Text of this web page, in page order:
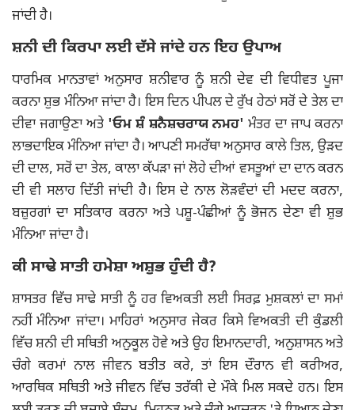
ਜਾਂਦੀ ਹੈ।
ਸ਼ਨੀ ਦੀ ਕਿਰਪਾ ਲਈ ਦੱਸੇ ਜਾਂਦੇ ਹਨ ਇਹ ਉਪਾਅ
ਧਾਰਮਿਕ ਮਾਨਤਾਵਾਂ ਅਨੁਸਾਰ ਸ਼ਨੀਵਾਰ ਨੂੰ ਸ਼ਨੀ ਦੇਵ ਦੀ ਵਿਧੀਵਤ ਪੂਜਾ
ਕਰਨਾ ਸ਼ੁਭ ਮੰਨਿਆ ਜਾਂਦਾ ਹੈ। ਇਸ ਦਿਨ ਪੀਪਲ ਦੇ ਰੁੱਖ ਹੇਠਾਂ ਸਰੋਂ ਦੇ ਤੇਲ ਦਾ
ਦੀਵਾ ਜਗਾਉਣਾ ਅਤੇ 'ਓਮ ਸ਼ੰ ਸ਼ਨੈਸ਼ਚਰਾਯ ਨਮਹ' ਮੰਤਰ ਦਾ ਜਾਪ ਕਰਨਾ
ਲਾਭਦਾਇਕ ਮੰਨਿਆ ਜਾਂਦਾ ਹੈ। ਆਪਣੀ ਸਮਰੱਥਾ ਅਨੁਸਾਰ ਕਾਲੇ ਤਿਲ, ਉੜਦ
ਦੀ ਦਾਲ, ਸਰੋਂ ਦਾ ਤੇਲ, ਕਾਲਾ ਕੱਪੜਾ ਜਾਂ ਲੋਹੇ ਦੀਆਂ ਵਸਤੂਆਂ ਦਾ ਦਾਨ ਕਰਨ
ਦੀ ਵੀ ਸਲਾਹ ਦਿੱਤੀ ਜਾਂਦੀ ਹੈ। ਇਸ ਦੇ ਨਾਲ ਲੋੜਵੰਦਾਂ ਦੀ ਮਦਦ ਕਰਨਾ,
ਬਜ਼ੁਰਗਾਂ ਦਾ ਸਤਿਕਾਰ ਕਰਨਾ ਅਤੇ ਪਸ਼ੂ-ਪੰਛੀਆਂ ਨੂੰ ਭੋਜਨ ਦੇਣਾ ਵੀ ਸ਼ੁਭ
ਮੰਨਿਆ ਜਾਂਦਾ ਹੈ।
ਕੀ ਸਾਢੇ ਸਾਤੀ ਹਮੇਸ਼ਾ ਅਸ਼ੁਭ ਹੁੰਦੀ ਹੈ?
ਸ਼ਾਸਤਰ ਵਿੱਚ ਸਾਢੇ ਸਾਤੀ ਨੂੰ ਹਰ ਵਿਅਕਤੀ ਲਈ ਸਿਰਫ਼ ਮੁਸ਼ਕਲਾਂ ਦਾ ਸਮਾਂ
ਨਹੀਂ ਮੰਨਿਆ ਜਾਂਦਾ। ਮਾਹਿਰਾਂ ਅਨੁਸਾਰ ਜੇਕਰ ਕਿਸੇ ਵਿਅਕਤੀ ਦੀ ਕੁੰਡਲੀ
ਵਿੱਚ ਸ਼ਨੀ ਦੀ ਸਥਿਤੀ ਅਨੁਕੂਲ ਹੋਵੇ ਅਤੇ ਉਹ ਇਮਾਨਦਾਰੀ, ਅਨੁਸ਼ਾਸਨ ਅਤੇ
ਚੰਗੇ ਕਰਮਾਂ ਨਾਲ ਜੀਵਨ ਬਤੀਤ ਕਰੇ, ਤਾਂ ਇਸ ਦੌਰਾਨ ਵੀ ਕਰੀਅਰ,
ਆਰਥਿਕ ਸਥਿਤੀ ਅਤੇ ਜੀਵਨ ਵਿੱਚ ਤਰੱਕੀ ਦੇ ਮੌਕੇ ਮਿਲ ਸਕਦੇ ਹਨ। ਇਸ